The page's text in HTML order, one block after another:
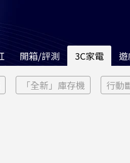
開箱/評測 3C家電
「全新」庫存機 行動